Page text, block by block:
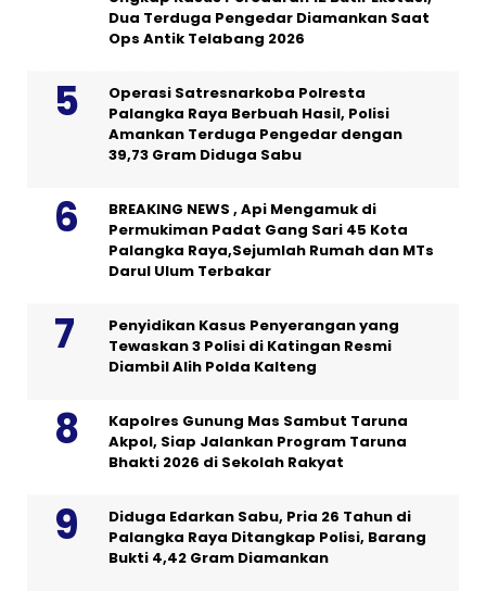
Dua Terduga Pengedar Diamankan Saat
Ops Antik Telabang 2026
Operasi Satresnarkoba Polresta
Palangka Raya Berbuah Hasil, Polisi
Amankan Terduga Pengedar dengan
39,73 Gram Diduga Sabu
BREAKING NEWS , Api Mengamuk di
Permukiman Padat Gang Sari 45 Kota
Palangka Raya,Sejumlah Rumah dan MTs
Darul Ulum Terbakar
Penyidikan Kasus Penyerangan yang
Tewaskan 3 Polisi di Katingan Resmi
Diambil Alih Polda Kalteng
Kapolres Gunung Mas Sambut Taruna
Akpol, Siap Jalankan Program Taruna
Bhakti 2026 di Sekolah Rakyat
Diduga Edarkan Sabu, Pria 26 Tahun di
Palangka Raya Ditangkap Polisi, Barang
Bukti 4,42 Gram Diamankan